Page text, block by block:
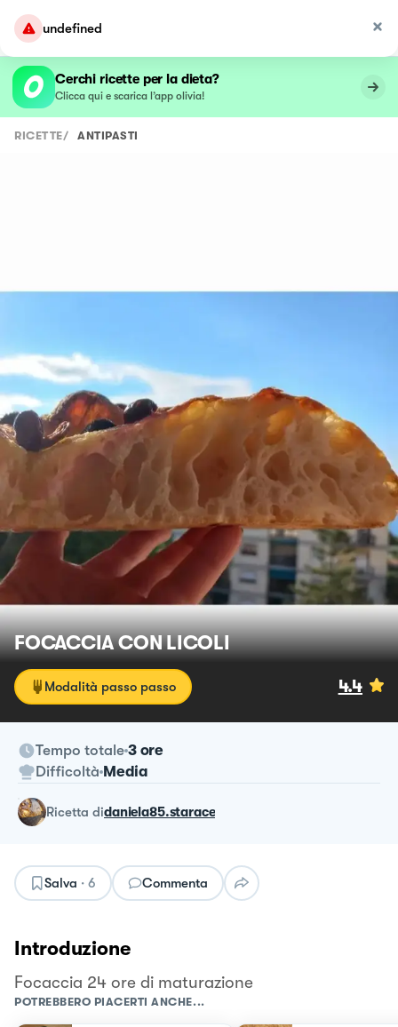
undefined
Cerchi ricette per la dieta?
Clicca qui e scarica l’app olivia!
RICETTE/ ANTIPASTI
FOCACCIA CON LICOLI
Modalità passo passo 4.4
Tempo totale 3 ore
Difficoltà Media
ricetta didaniela85.starace
Salva · 6 Commenta
Introduzione
Focaccia 24 ore di maturazione
POTREBBERO PIACERTI ANCHE...